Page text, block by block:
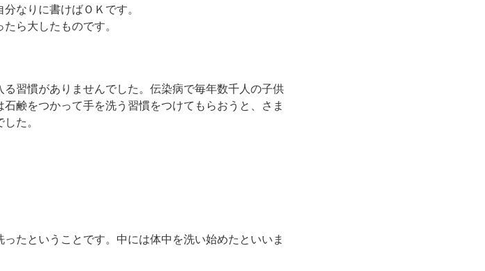
なりに書けばＯＫです。
ら大したものです。
習慣がありませんでした。伝染病で毎年数千人の子供
鹸をつかって手を洗う習慣をつけてもらおうと、さま
た。
たということです。中には体中を洗い始めたといいま